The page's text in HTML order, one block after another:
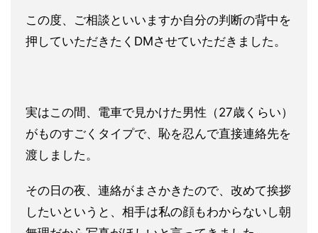
この度、ご相談といいますか自分の判断の背中を
押していただきたくDMさせていただきました。
実はこの間、電車で見かけた男性（27歳くらい）
がものすごくタイプで、恥を忍んで直接連絡先を
渡しました。
その日の夜、連絡がまさかきたので、改めて挨拶
したいというと、相手は私の顔もわからないし朝